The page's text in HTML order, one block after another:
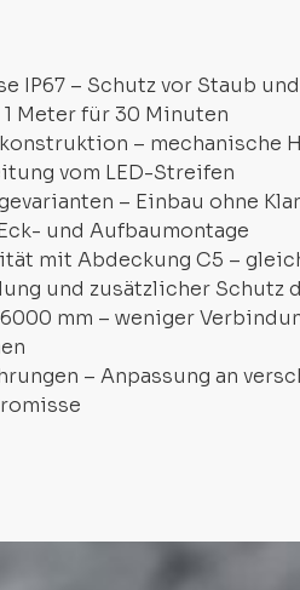
IP67 – Schutz vor Staub
Meter für 30 Minuten
– mechanische
vom LED-Streifen
– Einbau ohne
und Aufbaumontage
mit Abdeckung C5 –
und zusätzlicher Schutz
mm – weniger
– Anpassung an